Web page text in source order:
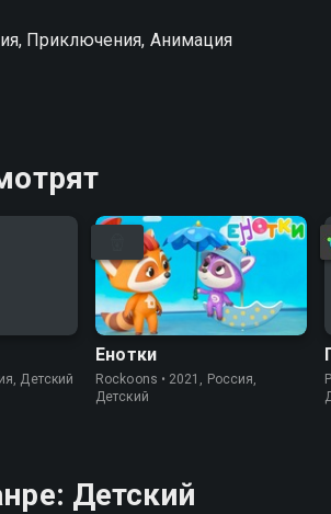
1 сезон сериала Шмяк.
Есении вы можете совершенно
Приключения, Анимация
Детский
Енотки
Rockoons • 2021, Россия,
Детский
Детский